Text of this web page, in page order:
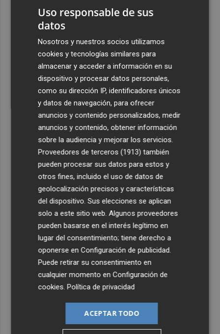
Elche y Manises, los controles aleatorios a viajeros de
La Biblioteca Valenciana conmemora el 750 aniversario
del legado de Jaume I
Una gran cadena humana de cariño y reivindicación se
vuelve a abrazar en las playas por el Mar Menor
Levantan el confinamiento del municipio castellonense
de Sierra Engarcerán por el incendio
Uso responsable de sus
datos
Nosotros y nuestros socios utilizamos
cookies y tecnologías similares para
almacenar y acceder a información en su
dispositivo y procesar datos personales,
como su dirección IP, identificadores únicos
y datos de navegación, para ofrecer
anuncios y contenido personalizados, medir
anuncios y contenido, obtener información
sobre la audiencia y mejorar los servicios.
Proveedores de terceros (1913) también
pueden procesar sus datos para estos y
otros fines, incluido el uso de datos de
geolocalización precisos y características
del dispositivo. Sus elecciones se aplican
solo a este sitio web. Algunos proveedores
pueden basarse en el interés legítimo en
lugar del consentimiento; tiene derecho a
oponerse enConfiguración de publicidad.
Puede retirar su consentimiento en
cualquier momento enConfiguración de
cookies.Política de privacidad
ACEPTAR TODO